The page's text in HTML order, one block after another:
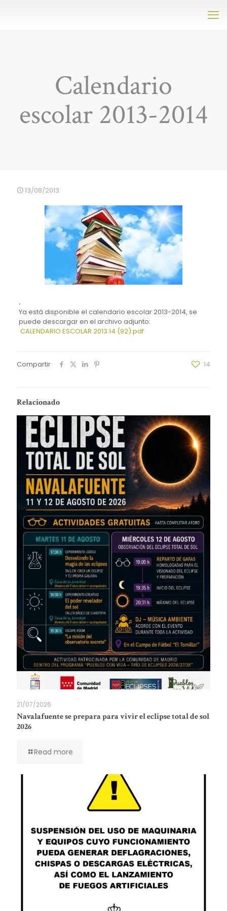
Calendario
escolar 2013-2014
13/08/2013
.
Ya está disponible el calendario escolar 2013-2014, se
puede descargar en el archivo adjunto:
CALENDARIO ESCOLAR 2013.14 (92).pdf
Compartir 14
Relacionado
21/07/2026
Navalafuente se prepara para vivir el eclipse total de sol
2026
Read more